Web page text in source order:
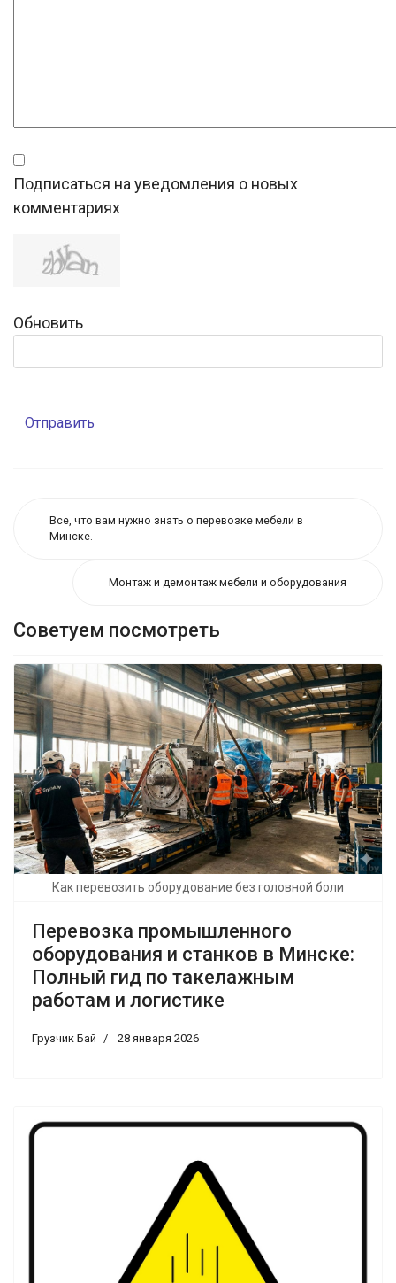
Подписаться на уведомления о новых
комментариях
Обновить
Отправить
Все, что вам нужно знать о перевозке мебели в
Минске.
Монтаж и демонтаж мебели и оборудования
Советуем посмотреть
Как перевозить оборудование без головной боли
Перевозка промышленного
оборудования и станков в Минске:
Полный гид по такелажным
работам и логистике
Грузчик Бай 28 января 2026